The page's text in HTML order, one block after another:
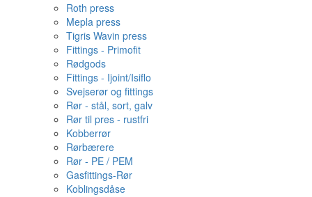
Roth press
Mepla press
Tigris Wavin press
Fittings - Primofit
Rødgods
Fittings - Ijoint/Isiflo
Svejserør og fittings
Rør - stål, sort, galv
Rør til pres - rustfri
Kobberrør
Rørbærere
Rør - PE / PEM
Gasfittings-Rør
Koblingsdåse